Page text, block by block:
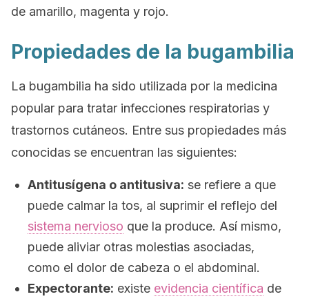
de amarillo, magenta y rojo.
Propiedades de la bugambilia
La bugambilia ha sido utilizada por la medicina
popular para tratar infecciones respiratorias y
trastornos cutáneos. Entre sus propiedades más
conocidas se encuentran las siguientes:
Antitusígena o antitusiva: se refiere a que
puede calmar la tos, al suprimir el reflejo del
sistema nervioso que la produce. Así mismo,
puede aliviar otras molestias asociadas,
como el dolor de cabeza o el abdominal.
Expectorante: existe evidencia científica de